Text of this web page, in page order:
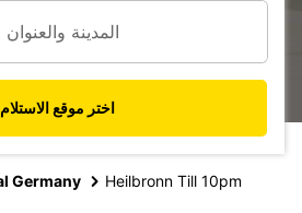
اختر موقع الاستلام
Germany Heilbronn Till 10pm